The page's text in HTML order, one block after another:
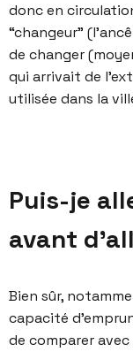
donc en
“changeur”
de changer
qui arrivait de
utilisée dans la
Puis-je
avant
Bien sûr,
capacité
de comparer